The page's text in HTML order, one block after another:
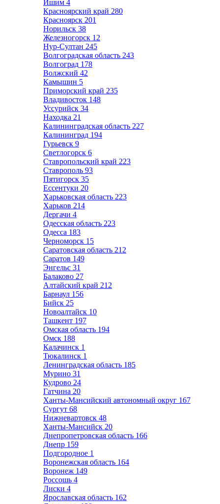
Ишим 4
Красноярский край 280
Красноярск 201
Норильск 38
Железногорск 12
Нур-Султан 245
Волгоградская область 243
Волгоград 178
Волжский 42
Камышин 5
Приморский край 235
Владивосток 148
Уссурийск 34
Находка 21
Калининградская область 227
Калининград 194
Гурьевск 9
Светлогорск 6
Ставропольский край 223
Ставрополь 93
Пятигорск 35
Ессентуки 20
Харьковская область 223
Харьков 214
Дергачи 4
Одесская область 223
Одесса 183
Черноморск 15
Саратовская область 212
Саратов 149
Энгельс 31
Балаково 27
Алтайский край 212
Барнаул 156
Бийск 25
Новоалтайск 10
Ташкент 197
Омская область 194
Омск 188
Калачинск 1
Тюкалинск 1
Ленинградская область 185
Мурино 31
Кудрово 24
Гатчина 20
Ханты-Мансийский автономный округ 167
Сургут 68
Нижневартовск 48
Ханты-Мансийск 20
Днепропетровская область 166
Днепр 159
Подгородное 1
Воронежская область 164
Воронеж 149
Россошь 4
Лиски 4
Ярославская область 162